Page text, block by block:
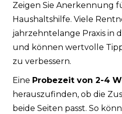
Zeigen Sie Anerkennung
Haushaltshilfe. Viele
jahrzehntelange Praxis in
und können wertvolle
zu verbessern.
Eine Probezeit von 2-4
herauszufinden, ob die
beide Seiten passt. So